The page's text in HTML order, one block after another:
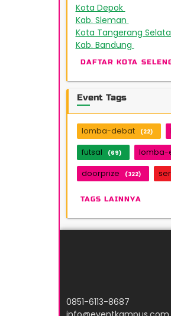
Kota Depok
Kab. Sleman
Kota Tangerang
Kab. Bandung
DAFTAR KOTA
Event Tags
lomba-debat (22)
futsal (69) lomba-
doorprize (322)
TAGS LAINNYA
0851-6113-8687